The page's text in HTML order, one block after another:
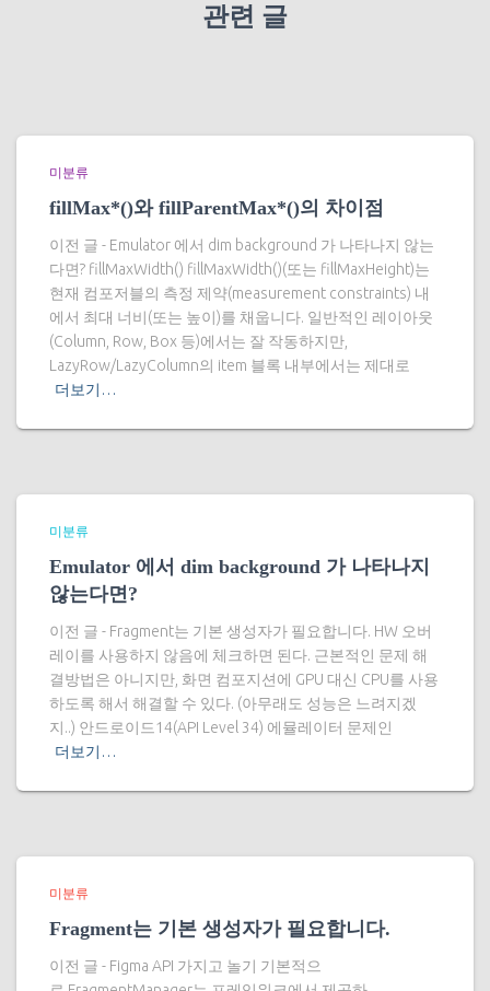
관련 글
미분류
fillMax*()와 fillParentMax*()의 차이점
이전 글 - Emulator 에서 dim background 가 나타나지 않는
다면? fillMaxWidth() fillMaxWidth()(또는 fillMaxHeight)는
현재 컴포저블의 측정 제약(measurement constraints) 내
에서 최대 너비(또는 높이)를 채웁니다. 일반적인 레이아웃
(Column, Row, Box 등)에서는 잘 작동하지만,
LazyRow/LazyColumn의 item 블록 내부에서는 제대로
더보기…
미분류
Emulator 에서 dim background 가 나타나지
않는다면?
이전 글 - Fragment는 기본 생성자가 필요합니다. HW 오버
레이를 사용하지 않음에 체크하면 된다. 근본적인 문제 해
결방법은 아니지만, 화면 컴포지션에 GPU 대신 CPU를 사용
하도록 해서 해결할 수 있다. (아무래도 성능은 느려지겠
지..) 안드로이드14(API Level 34) 에뮬레이터 문제인
더보기…
미분류
Fragment는 기본 생성자가 필요합니다.
이전 글 - Figma API 가지고 놀기 기본적으